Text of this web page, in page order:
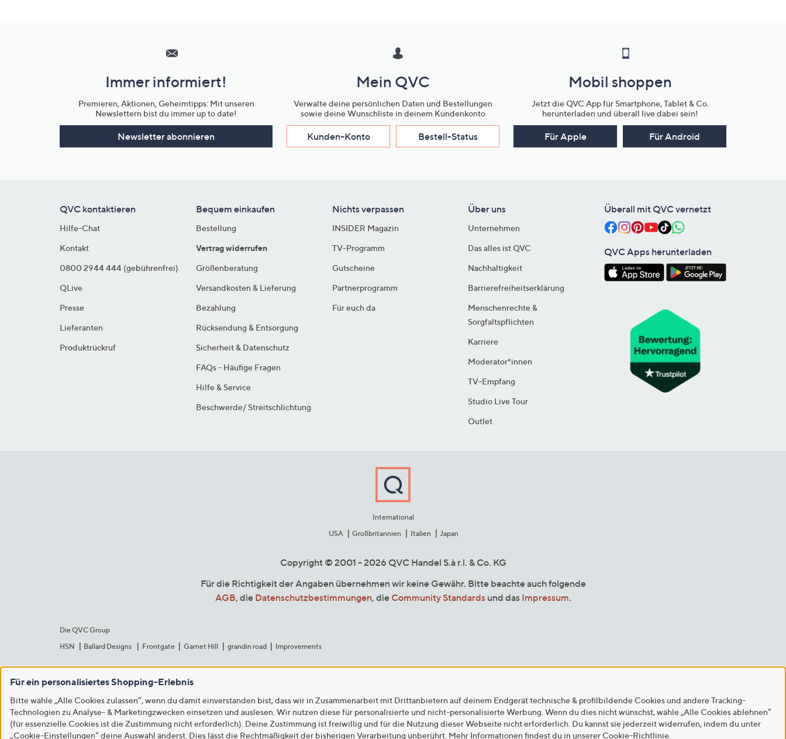
Unternehmensinformationen
Immer informiert!
Premieren, Aktionen, Geheimtipps: Mit unseren
Newslettern bist du immer up to date!
Newsletter abonnieren
Mein QVC
Verwalte deine persönlichen Daten und Bestellungen
sowie deine Wunschliste in deinem Kundenkonto
Kunden-Konto Bestell-Status
Mobil shoppen
Jetzt die QVC App für Smartphone, Tablet & Co.
herunterladen und überall live dabei sein!
Für Apple Für Android
QVC kontaktieren
Hilfe-Chat
Kontakt
0800 2944 444 (gebührenfrei)
QLive
Presse
Lieferanten
Produktrückruf
Bequem einkaufen
Bestellung
Vertrag widerrufen
Größenberatung
Versandkosten & Lieferung
Bezahlung
Rücksendung & Entsorgung
Sicherheit & Datenschutz
FAQs - Häufige Fragen
Hilfe & Service
Beschwerde/ Streitschlichtung
Nichts verpassen
INSIDER Magazin
TV-Programm
Gutscheine
Partnerprogramm
Für euch da
Über uns
Unternehmen
Das alles ist QVC
Nachhaltigkeit
Barrierefreiheitserklärung
Menschenrechte &
Sorgfaltspflichten
Karriere
Moderator*innen
TV-Empfang
Studio Live Tour
Outlet
Überall mit QVC vernetzt
QVC Apps herunterladen
International
USA
Großbritannien Italien Japan
Copyright © 2001 - 2026 QVC Handel S.à r.l. & Co. KG
Für die Richtigkeit der Angaben übernehmen wir keine Gewähr. Bitte beachte auch folgende
AGB, die Datenschutzbestimmungen, die Community Standardsund das Impressum.
Die QVC Group
HSN
Ballard Designs Frontgate Garnet Hill grandin road Improvements
Für ein personalisiertes Shopping-Erlebnis
Bitte wähle „Alle Cookies zulassen“, wenn du damit einverstanden bist, dass wir in Zusammenarbeit mit Drittanbietern auf deinem Endgerät technische & profilbildende Cookies und andere Tracking-
Technologien zu Analyse- & Marketingzwecken einsetzen und auslesen. Wir nutzen diese für personalisierte und nicht-personalisierte Werbung. Wenn du dies nicht wünschst, wähle „Alle Cookies ablehnen“
(für essenzielle Cookies ist die Zustimmung nicht erforderlich). Deine Zustimmung ist freiwillig und für die Nutzung dieser Webseite nicht erforderlich. Du kannst sie jederzeit widerrufen, indem du unter
„Cookie-Einstellungen“ deine Auswahl änderst. Dies lässt die Rechtmäßigkeit der bisherigen Verarbeitung unberührt. Mehr Informationen findest du in unserer Cookie-Richtlinie